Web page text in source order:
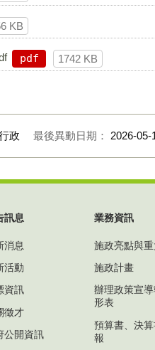
KB
pdf 1742 KB
政 最後異動日期： 2026-05-
訊息
消息
活動
資訊
徵才
公開資訊
業務資訊
施政亮點與
施政計畫
辦理政策宣
形表
預算書、決算
報